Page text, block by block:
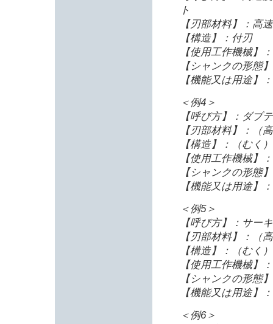
ト
【刃部材料】：高
【構造】：付刃
【使用工作機械】
【シャンクの形態
【機能又は用途】
＜例4＞
【呼び方】：ダブ
【刃部材料】：（
【構造】：（むく）
【使用工作機械】
【シャンクの形態
【機能又は用途】
＜例5＞
【呼び方】：サー
【刃部材料】：（
【構造】：（むく）
【使用工作機械】
【シャンクの形態
【機能又は用途】
＜例6＞